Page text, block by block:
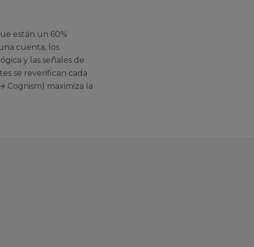
están un 60%
cuenta, los
y las señales de
se reverifican cada
Cognism) maximiza la